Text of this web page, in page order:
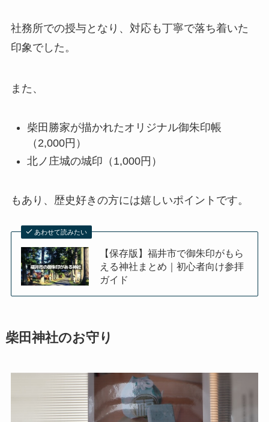
社務所での授与となり、対応も丁寧で落ち着いた
印象でした。
また、
柴田勝家が描かれたオリジナル御朱印帳
（2,000円）
北ノ庄城の城印（1,000円）
もあり、歴史好きの方には嬉しいポイントです。
あわせて読みたい
【保存版】福井市で御朱印がもら
える神社まとめ｜初心者向け参拝
ガイド
柴田神社のお守り